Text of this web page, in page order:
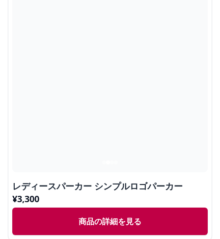
レディースパーカー シンプルロゴパーカー
¥3,300
商品の詳細を見る